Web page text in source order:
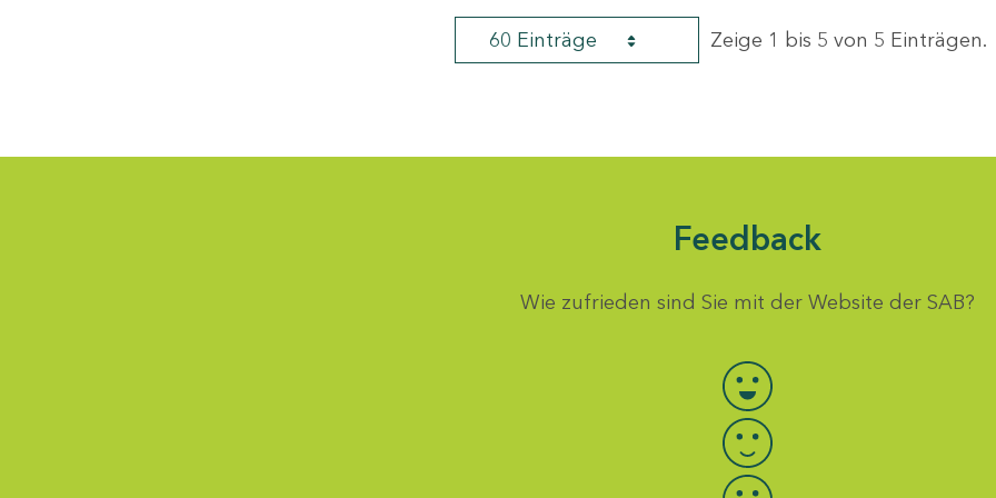
60 Einträge Zeige 1 bis 5 von 5 Einträgen.
Feedback
Wie zufrieden sind Sie mit der Website der SAB?
Bewertung auswählen